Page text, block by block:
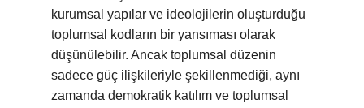
kurumsal yapılar ve ideolojilerin oluşturduğu
toplumsal kodların bir yansıması olarak
düşünülebilir. Ancak toplumsal düzenin
sadece güç ilişkileriyle şekillenmediği, aynı
zamanda demokratik katılım ve toplumsal